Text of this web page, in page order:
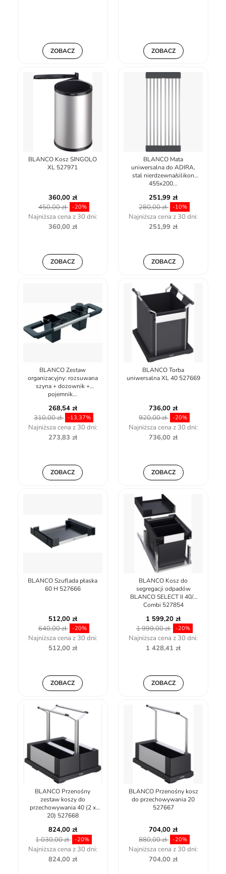
ZOBACZ ZOBACZ
BLANCO Kosz SINGOLO
XL 527971
360,00 zł
450,00 zł
-20%
Najniższa cena z 30 dni:
360,00 zł
ZOBACZ
BLANCO Mata
uniwersalna do ADIRA,
stal nierdzewna/silikon
455x200...
251,99 zł
280,00 zł -10%
Najniższa cena z 30 dni:
251,99 zł
ZOBACZ
BLANCO Zestaw
organizacyjny: rozsuwana
szyna + dozownik +
pojemnik...
268,54 zł
310,00 zł -13,37%
Najniższa cena z 30 dni:
273,83 zł
ZOBACZ
BLANCO Torba
uniwersalna XL 40 527669
736,00 zł
920,00 zł -20%
Najniższa cena z 30 dni:
736,00 zł
ZOBACZ
BLANCO Szuflada płaska
60 H 527666
512,00 zł
640,00 zł
-20%
Najniższa cena z 30 dni:
512,00 zł
ZOBACZ
BLANCO Kosz do
segregacji odpadów
BLANCO SELECT II 40/2
Combi 527854
1 599,20 zł
1 999,00 zł
-20%
Najniższa cena z 30 dni:
1 428,41 zł
ZOBACZ
BLANCO Przenośny
zestaw koszy do
przechowywania 40 (2 x
20) 527668
824,00 zł
1 030,00 zł -20%
Najniższa cena z 30 dni:
824,00 zł
BLANCO Przenośny kosz
do przechowywania 20
527667
704,00 zł
880,00 zł -20%
Najniższa cena z 30 dni:
704,00 zł